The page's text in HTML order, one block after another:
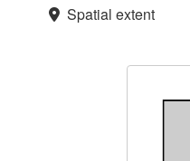
Spatial extent